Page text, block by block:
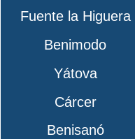
Fuente la Higuera
Benimodo
Yátova
Cárcer
Benisanó